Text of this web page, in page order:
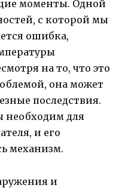
моменты. Одной
с которой мы
ошибка,
на то, что это
она может
последствия.
необходим для
и его
механизм.
и